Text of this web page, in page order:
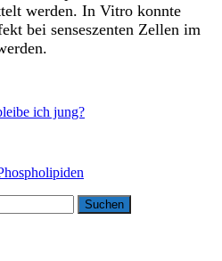
werden. In Vitro konnte
bei senseszenten Zellen im
ich jung?